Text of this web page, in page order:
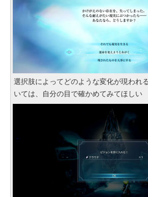
選択肢によってどのような変化が現われ
いては、自分の目で確かめてみてほしい